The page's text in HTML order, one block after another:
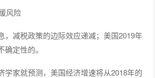
风险
，减税政策的边际效应递减；美国2019年
定性的。
学家就预测，美国经济增速将从2018年的